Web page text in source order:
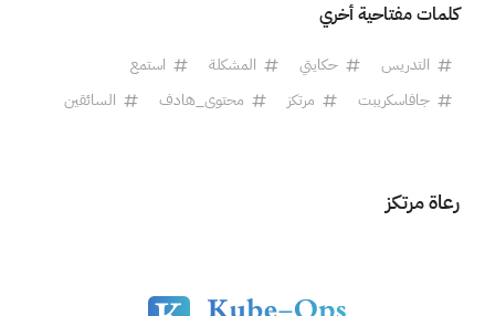
كلمات مفتاحية أخري
التدريس حكايتي المشكلة
استمع
جافاسكريبت
مرتكز محتوى_هادف السائقين
رعاة مرتكز